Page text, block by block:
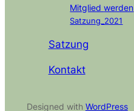
Mitgliedwerden
Satzung_2021
Satzung
Kontakt
Designed with WordPress